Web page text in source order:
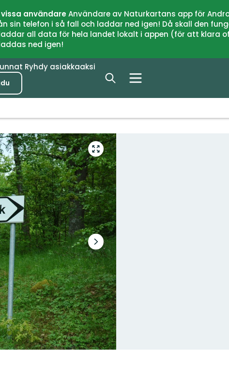
användareAnvändare av Naturkartans app för
sin telefon i så fall och laddar ned igen! Då skall den
all data för hela landet lokalt i appen (för att klara
ned igen!
Ryhdy asiakkaaksi
Siirry
koko
näytön
alueelle
Seuraava
dia